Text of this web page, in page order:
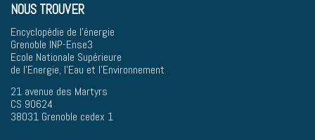
NOUS TROUVER
Encyclopédie de l'énergie
Grenoble INP-Ense3
Ecole Nationale Supérieure
de l'Energie, l'Eau et l'Environnement
21 avenue des Martyrs
CS 90624
38031 Grenoble cedex 1